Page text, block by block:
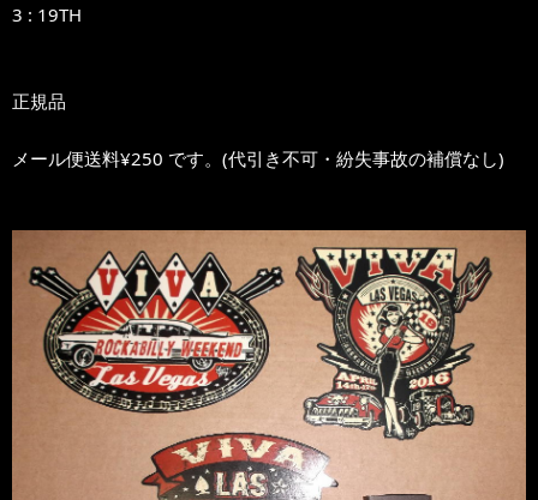
3 : 19TH
正規品
メール便送料¥250 です。(代引き不可・紛失事故の補償なし)